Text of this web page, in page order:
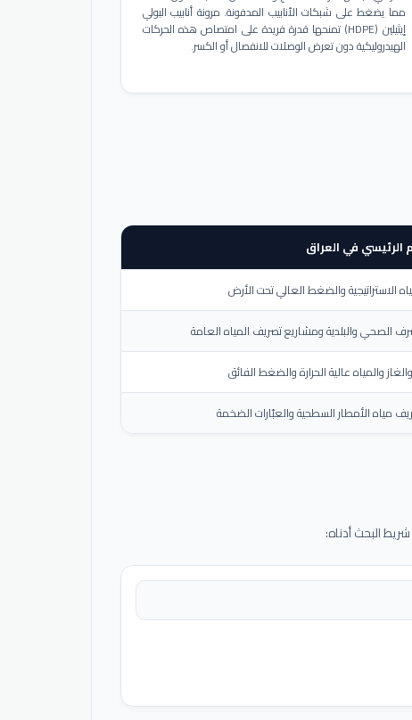
مما يضغط على شبكات الأنابيب المدفونة. مرونة أنابيب البولي
إيثيلين (HDPE) تمنحها قدرة فريدة على امتصاص هذه الحركات
الهيدروليكية دون تعرض الوصلات للانفصال أو الكسر.
الرئيسي في العراق
الاستراتيجية والضغط العالي تحت الأرض
الصحي والبلدية ومشاريع تصريف المياه العامة
والمياه عالية الحرارة والضغط الفائق
مياه الأمطار السطحية والعبّارات الضخمة
البحث أدناه: